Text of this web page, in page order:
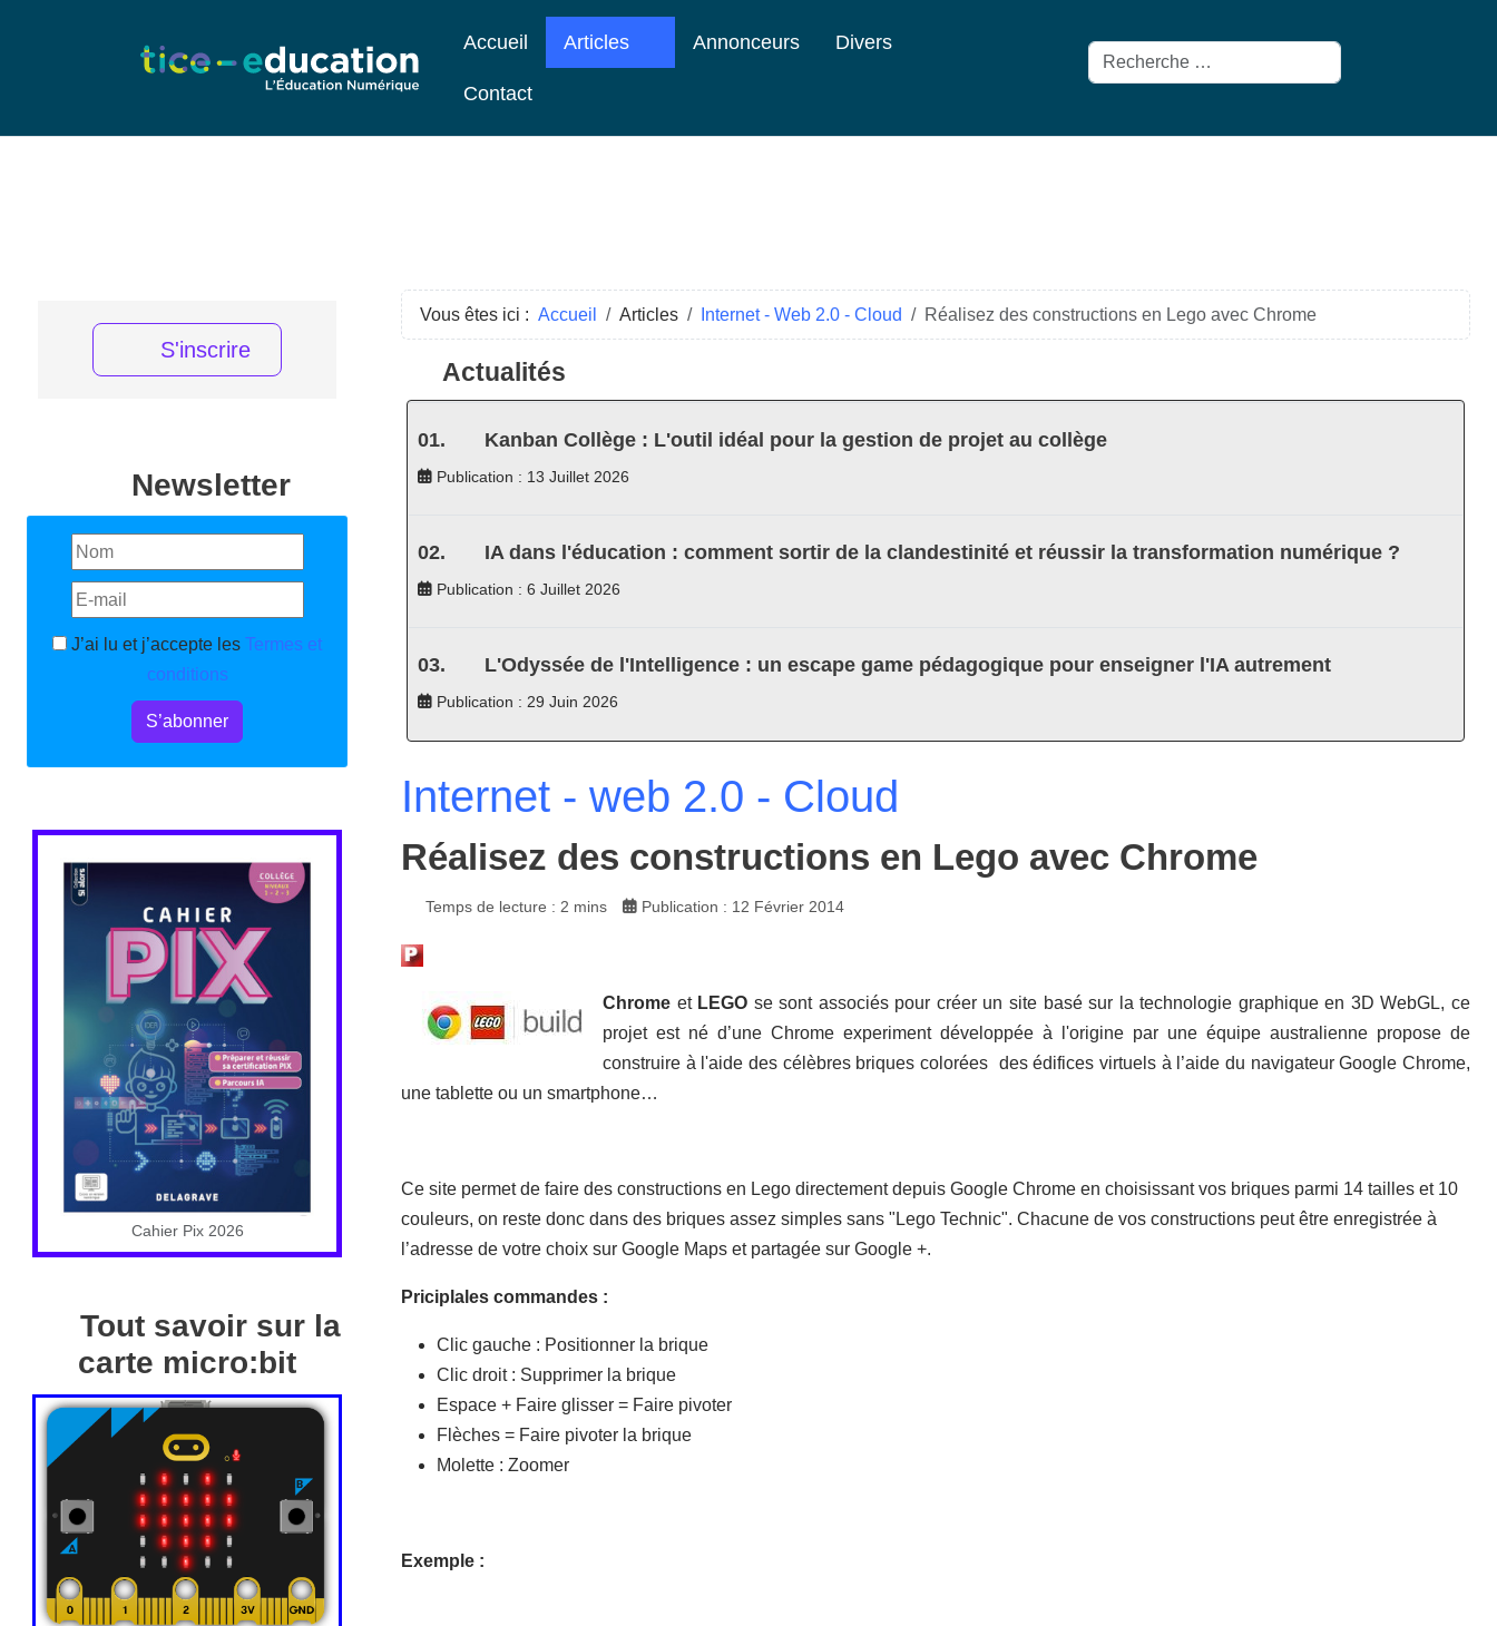
Accueil Articles Annonceurs Divers
Contact
Rechercher
S'inscrire
Newsletter
J’ai lu et j’accepte les Termes et
conditions
S’abonner
Cahier Pix 2026
Tout savoir sur la
carte micro:bit
Vous êtes ici : Accueil Articles Internet - Web 2.0 - Cloud Réalisez des constructions en Lego avec Chrome
Actualités
Kanban Collège : L'outil idéal pour la gestion de projet au collège
Publication : 13 Juillet 2026
IA dans l'éducation : comment sortir de la clandestinité et réussir la transformation numérique ?
Publication : 6 Juillet 2026
L'Odyssée de l'Intelligence : un escape game pédagogique pour enseigner l'IA autrement
Publication : 29 Juin 2026
Internet - web 2.0 - Cloud
Réalisez des constructions en Lego avec Chrome
Temps de lecture : 2 mins Publication : 12 Février 2014
Chrome et LEGO se sont associés pour créer un site basé sur la technologie graphique en 3D WebGL, ce
projet est né d’une Chrome experiment développée à l'origine par une équipe australienne propose de
construire à l'aide des célèbres briques colorées des édifices virtuels à l’aide du navigateur Google Chrome,
une tablette ou un smartphone…
Ce site permet de faire des constructions en Lego directement depuis Google Chrome en choisissant vos briques parmi 14 tailles et 10
couleurs, on reste donc dans des briques assez simples sans "Lego Technic". Chacune de vos constructions peut être enregistrée à
l’adresse de votre choix sur Google Maps et partagée sur Google +.
Priciplales commandes :
Clic gauche : Positionner la brique
Clic droit : Supprimer la brique
Espace + Faire glisser = Faire pivoter
Flèches = Faire pivoter la brique
Molette : Zoomer
Exemple :